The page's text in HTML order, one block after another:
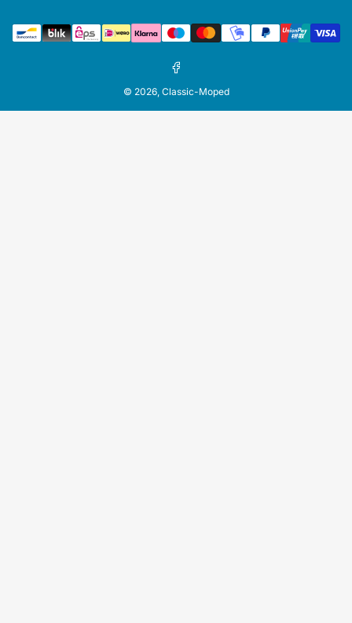
Zahlungsmethoden
Facebook
© 2026, Classic-Moped